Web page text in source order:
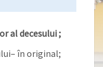
al decesului ;
în original;